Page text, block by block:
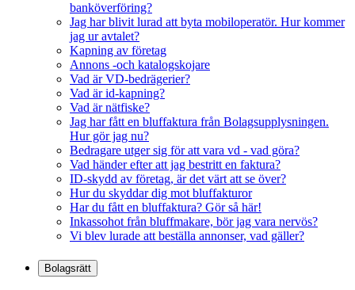
banköverföring?
Jag har blivit lurad att byta mobiloperatör. Hur kommer
jag ur avtalet?
Kapning av företag
Annons -och katalogskojare
Vad är VD-bedrägerier?
Vad är id-kapning?
Vad är nätfiske?
Jag har fått en bluffaktura från Bolagsupplysningen.
Hur gör jag nu?
Bedragare utger sig för att vara vd - vad göra?
Vad händer efter att jag bestritt en faktura?
ID-skydd av företag, är det värt att se över?
Hur du skyddar dig mot bluffakturor
Har du fått en bluffaktura? Gör så här!
Inkassohot från bluffmakare, bör jag vara nervös?
Vi blev lurade att beställa annonser, vad gäller?
Bolagsrätt